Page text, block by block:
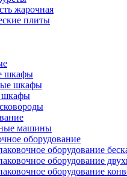
жарочная
плиты
шкафы
шкафы
шкафы
машины
оборудование
оборудование
оборудование
оборудование